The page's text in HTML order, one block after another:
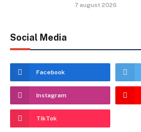
7 august 2026
Social Media
Facebook
Instagram
TikTok